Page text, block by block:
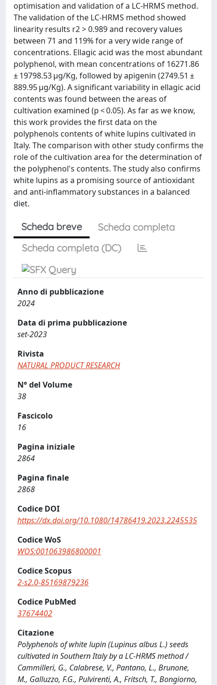
optimisation and validation of a LC-HRMS method.
The validation of the LC-HRMS method showed
linearity results r2 > 0.989 and recovery values
between 71 and 119% for a very wide range of
concentrations. Ellagic acid was the most abundant
polyphenol, with mean concentrations of 16271.86
± 19798.53 μg/Kg, followed by apigenin (2749.51 ±
889.95 μg/Kg). A significant variability in ellagic acid
contents was found between the areas of
cultivation examined (p < 0.05). As far as we know,
this work provides the first data on the
polyphenols contents of white lupins cultivated in
Italy. The comparison with other study confirms the
role of the cultivation area for the determination of
the polyphenol's contents. The study also confirms
white lupins as a promising source of antioxidant
and anti-inflammatory substances in a balanced
diet.
Scheda breve
Scheda completa
Scheda completa (DC)
Anno di pubblicazione
2024
Data di prima pubblicazione
set-2023
Rivista
NATURAL PRODUCT RESEARCH
N° del Volume
38
Fascicolo
16
Pagina iniziale
2864
Pagina finale
2868
Codice DOI
https://dx.doi.org/10.1080/14786419.2023.2245535
Codice WoS
WOS:001063986800001
Codice Scopus
2-s2.0-85169879236
Codice PubMed
37674402
Citazione
Polyphenols of white lupin (Lupinus albus L.) seeds
cultivated in Southern Italy by a LC-HRMS method /
Cammilleri, G., Calabrese, V., Pantano, L., Brunone,
M., Galluzzo, F.G., Pulvirenti, A., Fritsch, T., Bongiorno,